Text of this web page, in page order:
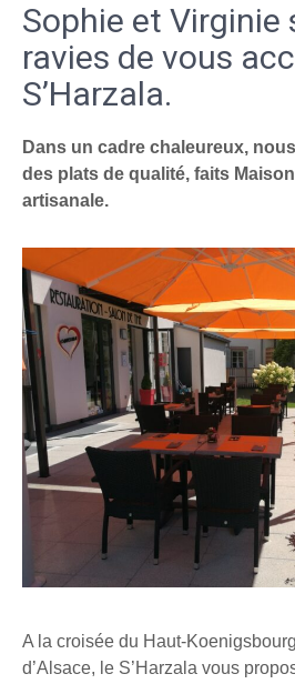
Sophie et Virginie
ravies de vous
S’Harzala.
Dans un cadre chaleureux,
des plats de qualité, faits
artisanale.
A la croisée du Haut-
d’Alsace, le S’Harzala vous